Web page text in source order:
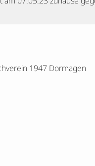
1947 Dormagen